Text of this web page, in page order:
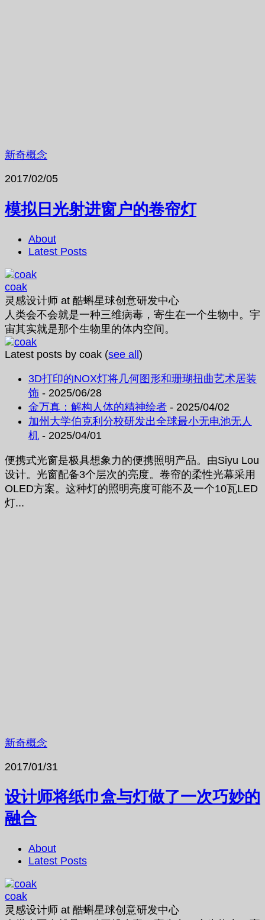
新奇概念
2017/02/05
模拟日光射进窗户的卷帘灯
About
Latest Posts
coak
灵感设计师 at 酷蝌星球创意研发中心
人类会不会就是一种三维病毒，寄生在一个生物中。宇
宙其实就是那个生物里的体内空间。
Latest posts by coak (see all )
3D打印的NOX灯将几何图形和珊瑚扭曲艺术居装
饰 - 2025/06/28
金万真：解构人体的精神绘者 - 2025/04/02
加州大学伯克利分校研发出全球最小无电池无人
机 - 2025/04/01
便携式光窗是极具想象力的便携照明产品。由Siyu Lou
设计。光窗配备3个层次的亮度。卷帘的柔性光幕采用
OLED方案。这种灯的照明亮度可能不及一个10瓦LED
灯...
新奇概念
2017/01/31
设计师将纸巾盒与灯做了一次巧妙的
融合
About
Latest Posts
coak
灵感设计师 at 酷蝌星球创意研发中心